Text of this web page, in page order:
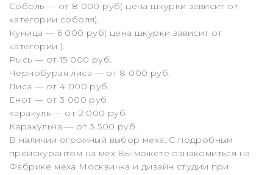
Соболь — от 8 000 руб( цена шкурки зависит от
категории соболя).
Куница — 6 000 руб( цена шкурки зависит от
категории ).
Рысь — от 15 000 руб.
Чернобурая лиса — от 8 000 руб.
Лиса — от 4 000 руб.
Енот — от 3 000 руб
каракуль — от 2 000 руб
Каракульча — от 3 500 руб.
В наличии огромный выбор меха. С подробным
прейскурантом на мех Вы можете ознакомиться на
Фабрике меха Москвичка и дизайн студии при